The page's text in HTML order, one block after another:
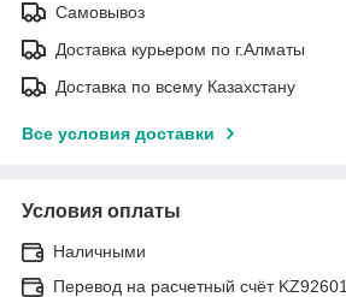
Самовывоз
Доставка курьером по г.Алматы
Доставка по всему Казахстану
Все условия доставки
Условия оплаты
Наличными
Перевод на расчетный счёт